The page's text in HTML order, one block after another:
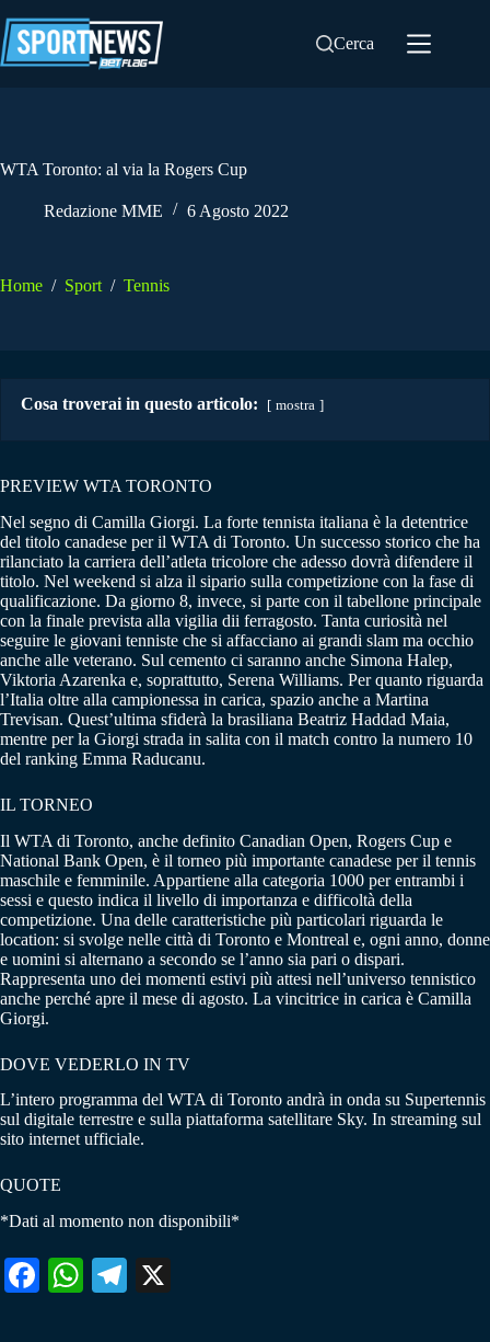
al
contenuto
Cerca
WTA Toronto: al via la Rogers Cup
Redazione MME 6 Agosto 2022
Home / Sport / Tennis
Cosa troverai in questo articolo: mostra
PREVIEW WTA TORONTO
Nel segno di Camilla Giorgi. La forte tennista italiana è la detentrice
del titolo canadese per il WTA di Toronto. Un successo storico che ha
rilanciato la carriera dell’atleta tricolore che adesso dovrà difendere il
titolo. Nel weekend si alza il sipario sulla competizione con la fase di
qualificazione. Da giorno 8, invece, si parte con il tabellone principale
con la finale prevista alla vigilia dii ferragosto. Tanta curiosità nel
seguire le giovani tenniste che si affacciano ai grandi slam ma occhio
anche alle veterano. Sul cemento ci saranno anche Simona Halep,
Viktoria Azarenka e, soprattutto, Serena Williams. Per quanto riguarda
l’Italia oltre alla campionessa in carica, spazio anche a Martina
Trevisan. Quest’ultima sfiderà la brasiliana Beatriz Haddad Maia,
mentre per la Giorgi strada in salita con il match contro la numero 10
del ranking Emma Raducanu.
IL TORNEO
Il WTA di Toronto, anche definito Canadian Open, Rogers Cup e
National Bank Open, è il torneo più importante canadese per il tennis
maschile e femminile. Appartiene alla categoria 1000 per entrambi i
sessi e questo indica il livello di importanza e difficoltà della
competizione. Una delle caratteristiche più particolari riguarda le
location: si svolge nelle città di Toronto e Montreal e, ogni anno, donne
e uomini si alternano a secondo se l’anno sia pari o dispari.
Rappresenta uno dei momenti estivi più attesi nell’universo tennistico
anche perché apre il mese di agosto. La vincitrice in carica è Camilla
Giorgi.
DOVE VEDERLO IN TV
L’intero programma del WTA di Toronto andrà in onda su Supertennis
sul digitale terrestre e sulla piattaforma satellitare Sky. In streaming sul
sito internet ufficiale.
QUOTE
*Dati al momento non disponibili*
Fa W
Te